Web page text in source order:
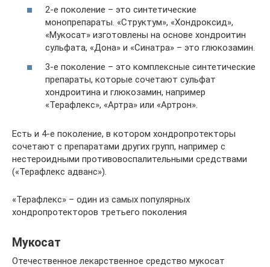
2-е поколение – это синтетические
монопрепараты. «Структум», «Хондроксид»,
«Мукосат» изготовлены на основе хондроитин
сульфата, «Дона» и «Синатра» – это глюкозамин.
3-е поколение – это комплексные синтетические
препараты, которые сочетают сульфат
хондроитина и глюкозамин, например
«Терафлекс», «Артра» или «Артрон».
Есть и 4-е поколение, в котором хондропротекторы
сочетают с препаратами других групп, например с
нестероидными противовоспалительными средствами
(«Терафлекс адванс»).
«Терафлекс» – один из самых популярных
хондропротекторов третьего поколения
Мукосат
Отечественное лекарственное средство мукосат